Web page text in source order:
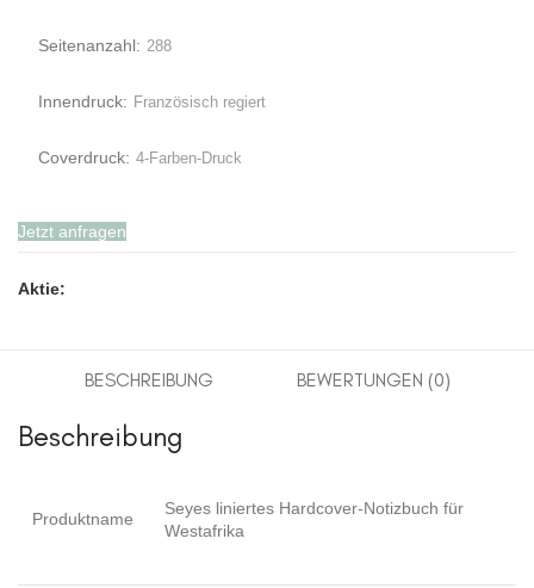
Seitenanzahl: 288
Innendruck: Französisch regiert
Coverdruck: 4-Farben-Druck
Jetzt anfragen
Aktie:
BESCHREIBUNG BEWERTUNGEN (0)
Beschreibung
Produktname
Seyes liniertes Hardcover-Notizbuch für
Westafrika